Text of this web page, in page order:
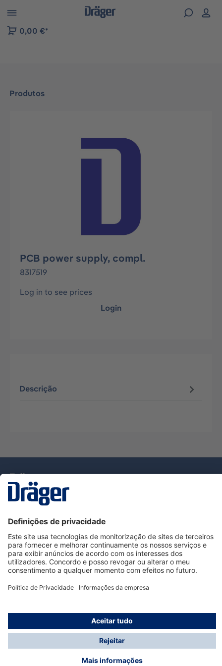
to B2B platform navigation
0,00 €*
Produtos
Ignorar galeria de imagens
PCB power supply, compl.
8317519
Log in to see prices
Login
Descrição
Serviço de Apoio ao Cliente Dräger
Utilização da loja
Informações
© Dräger Portugal, Lda, 2024
* Todos os preços excl. IVA mais
possíveis taxas de entrega, se não for indicado o